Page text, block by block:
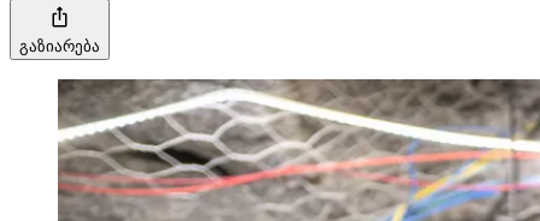
გაზიარება